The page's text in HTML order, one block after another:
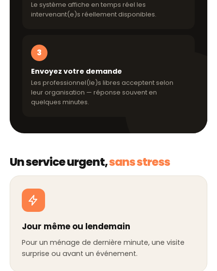
Le système affiche en temps réel les
intervenant(e)s réellement disponibles.
3
Envoyez votre demande
Les professionnel(le)s libres acceptent selon
leur organisation — réponse souvent en
quelques minutes.
Un service urgent,sans stress
Jour même ou lendemain
Pour un ménage de dernière minute, une visite
surprise ou avant un événement.